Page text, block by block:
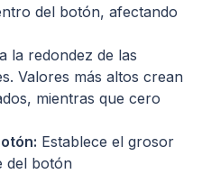
del botón, afectando
la redondez de las
Valores más altos crean
mientras que cero
Establece el grosor
del botón